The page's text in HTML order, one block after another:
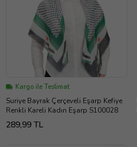
Kargo ile Teslimat
Suriye Bayrak Çerçeveli Eşarp Kefiye
Renkli Kareli Kadın Eşarp S100028
289,99 TL